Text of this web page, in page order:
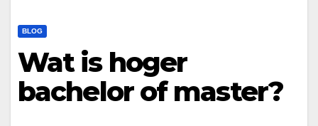
BLOG
Wat is hoger
bachelor of master?